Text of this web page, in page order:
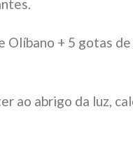
+ 5 gotas
ao abrigo da luz,